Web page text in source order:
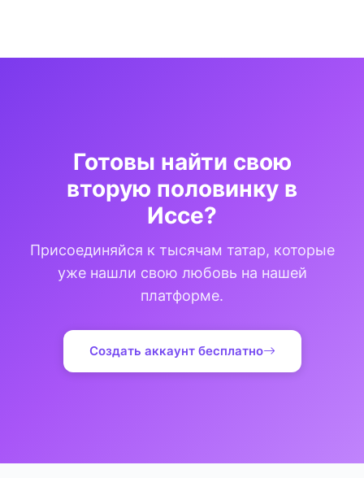
Готовы найти свою
вторую половинку в
Иссе?
Присоединяйся к тысячам татар, которые
уже нашли свою любовь на нашей
платформе.
Создать аккаунт бесплатно